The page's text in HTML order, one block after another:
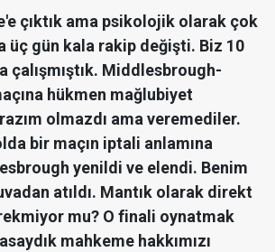
çıktık ama psikolojik olarak çok
üç gün kala rakip değişti. Biz 10
çalışmıştık. Middlesbrough-
hükmen mağlubiyet
olmazdı ama veremediler.
bir maçın iptali anlamına
yenildi ve elendi. Benim
atıldı. Mantık olarak direkt
mu? O finali oynatmak
mahkeme hakkımızı